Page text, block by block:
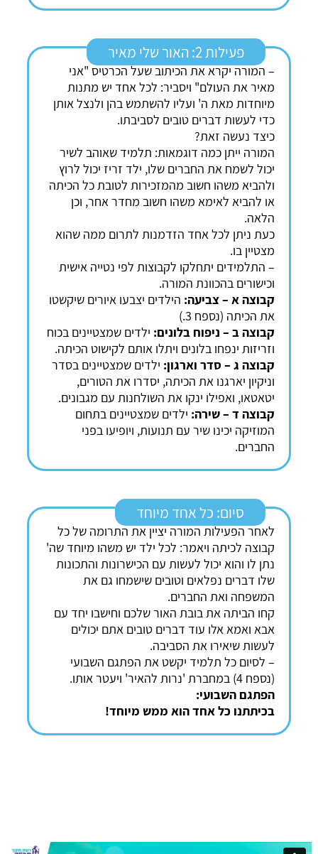
פעילות 2: האור שלי מאיר
– המורה יקרא את הכיתוב שעל הכרטיס "אני
מאיר את העולם" ויסביר: לכל אחד יש מתנות
מיוחדות מאת ה' ועליו להשתמש בהן ולנצל אותן
כדי לעשות דברים טובים לסביבתו.
כיצד נעשה זאת?
המורה ייתן כמה דוגמאות: תלמיד שאוהב לשיר
יכול לשמח את החברים שלו, ילד זריז יכול לרוץ
ולהביא משהו חשוב מהמזכירות לטובת כל הכיתה
או להביא לאימא משהו חשוב מחדר אחר, וכן
הלאה.
כעת ניתן לכל אחד הזדמנות לתרום ממה שהוא
מצטיין בו.
– התלמידים יתחלקו לקבוצות לפי נטייה אישית
וכישורים בהכוונת המורה.
קבוצה א – צביעה: הילדים יצבעו איורים שיקשטו
את הכיתה (נספח 3.)
קבוצה ב – ניפוח בלונים: ילדים שמצטיינים בכוח
וזריזות ינפחו בלונים ויתלו אותם לקישוט הכיתה.
קבוצה ג – סדר וארגון: ילדים שמצטיינים בסדר
וניקיון יארגנו את הכיתה, יסדרו את הטורים,
יטאטאו, ואפילו ינקו את השולחנות עם מגבונים.
קבוצה ד – שירה: ילדים שמצטיינים בתחום
המוזיקה יכינו שיר עם תנועות, ויופיעו בפני
החברים.
סיום: כל אחד מיוחד
לאחר הפעילות המורה יציין את התרומה של כל
קבוצה לכיתה ויאמר: לכל ילד יש משהו מיוחד שה'
נתן לו והוא יכול לעשות עם הכישרונות והתכונות
שלו דברים נפלאים וטובים שישמחו גם את
המשפחה ואת החברים.
קחו הביתה את בובת האור שלכם וחישבו יחד עם
אבא ואמא אלו עוד דברים טובים אתם יכולים
לעשות שיאירו את הסביבה.
– לסיום כל תלמיד יקשט את הפתגם השבועי
(נספח 4) במחברת 'נרות להאיר' ויעטר אותו.
הפתגם השבועי:
בכיתתנו כל אחד הוא ממש מיוחד!